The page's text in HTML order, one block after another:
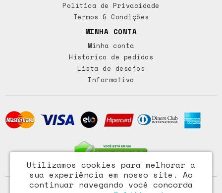
Política de Privacidade
Termos & Condições
MINHA CONTA
Minha conta
Histórico de pedidos
Lista de desejos
Informativo
Access Comércio Importação e Exportação Ltda - CNPJ:
Utilizamos cookies para melhorar a
sua experiência em nosso site. Ao
continuar navegando você concorda